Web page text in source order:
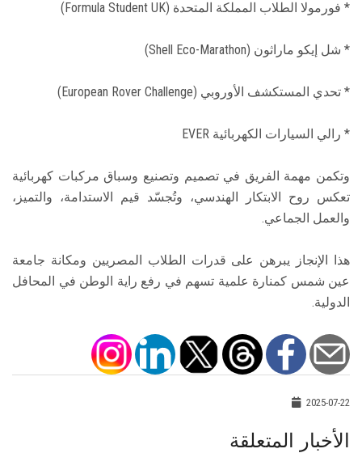
* فورمولا الطلاب المملكة المتحدة (Formula Student UK)
* شل إيكو ماراثون (Shell Eco-Marathon)
* تحدي المستكشف الأوروبي (European Rover Challenge)
* رالي السيارات الكهربائية EVER
وتكمن مهمة الفريق في تصميم وتصنيع وسباق مركبات كهربائية
تعكس روح الابتكار الهندسي، وتُجسّد قيم الاستدامة، والتميز،
والعمل الجماعي.
هذا الإنجاز يبرهن على قدرات الطلاب المصريين ومكانة جامعة
عين شمس كمنارة علمية تسهم في رفع راية الوطن في المحافل
الدولية.
2025-07-22
الأخبار المتعلقة